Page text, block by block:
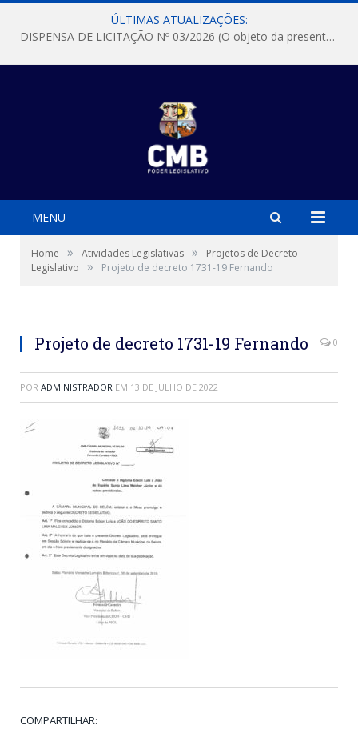
ÚLTIMAS ATUALIZAÇÕES:
DISPENSA DE LICITAÇÃO Nº 03/2026 (O objeto da presente dispensa é a escolha da proposta mais vantajosa para a aquisição, de aparelhos de ar condicionado, tipo Split, com material de instalação e fogão industrial, conforme condições, quantidades e exigências estabelecidas no termo de referencia e neste aviso de contratação direta e seus anexos)
MENU
Home » Atividades Legislativas »
Projetos de Decreto
Legislativo
» Projeto de decreto 1731-19 Fernando
Projeto de decreto 1731-19 Fernando 0
POR ADMINISTRADOR EM 13 DE JULHO DE 2022
COMPARTILHAR: